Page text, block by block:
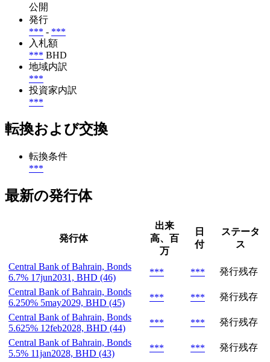
公開
発行
*** - ***
入札額
*** BHD
地域内訳
***
投資家内訳
***
転換および交換
転換条件
***
最新の発行体
発行体
出来
高、百
万
日
付
ステータ
ス
Central Bank of Bahrain, Bonds
6.7% 17jun2031, BHD (46)
*** ***
発行残存
Central Bank of Bahrain, Bonds
6.250% 5may2029, BHD (45)
*** ***
発行残存
Central Bank of Bahrain, Bonds
5.625% 12feb2028, BHD (44)
*** ***
発行残存
Central Bank of Bahrain, Bonds
5.5% 11jan2028, BHD (43)
*** ***
発行残存